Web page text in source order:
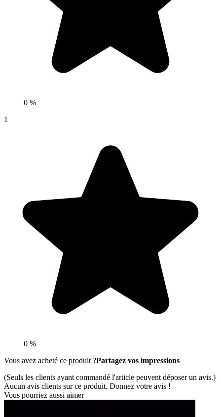
0 %
1
0 %
Vous avez acheté ce produit ?Partagez vos impressions
(Seuls les clients ayant commandé l'article peuvent déposer un avis.)
Aucun avis clients sur ce produit. Donnez votre avis !
Vous pourriez aussi aimer